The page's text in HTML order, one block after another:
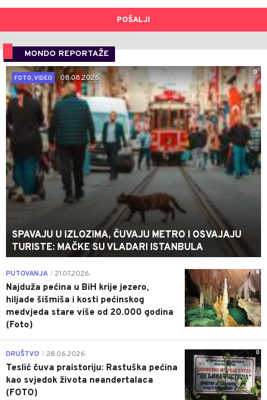
POŠALJI
MONDO REPORTAŽE
0
FOTO, VIDEO
08.08.2026.
SPAVAJU U IZLOZIMA, ČUVAJU METRO I OSVAJAJU
TURISTE: MAČKE SU VLADARI ISTANBULA
0
PUTOVANJA 21.07.2026.
Najduža pećina u BiH krije jezero,
hiljade šišmiša i kosti pećinskog
medvjeda stare više od 20.000 godina
(Foto)
0
DRUŠTVO 28.06.2026.
Teslić čuva praistoriju: Rastuška pećina
kao svjedok života neandertalaca
(FOTO)